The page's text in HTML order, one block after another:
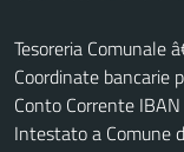
Tesoreria Comunale
Coordinate bancarie
Conto Corrente
Intestato a Comune